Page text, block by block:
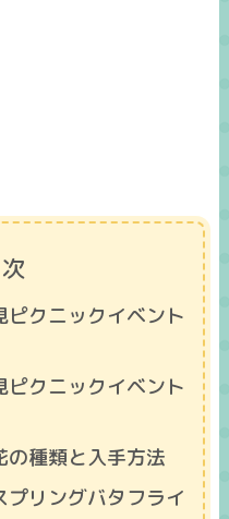
クニックイベント
クニックイベント
の種類と入手方法
リングバタフライ